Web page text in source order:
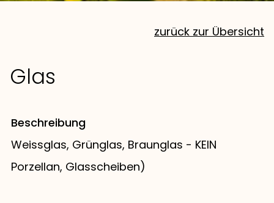
zurück zur Übersicht
Glas
Beschreibung
Weissglas, Grünglas, Braunglas - KEIN
Porzellan, Glasscheiben)